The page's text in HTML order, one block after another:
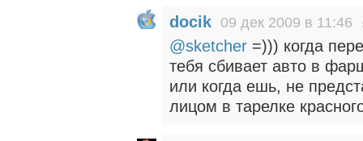
docik 09 дек 2009 в 11:46
@sketcher =))) когда
тебя сбивает авто в
или когда ешь, не
лицом в тарелке